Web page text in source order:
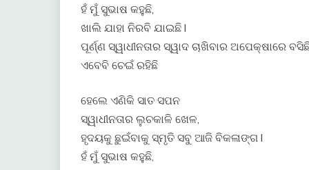
ହଁ ମୁଁ ସୁଭାଷ କହୁଛି,
ଖାଲି ଯାହା ନିରବି ଯାଇଛି l
ପୂର୍ଣ୍ଣ ସ୍ୱାଧୀନତାର ସ୍ୱାଦ ଚାଖିବାର ଅପେକ୍ଷାରେ
ଏବେବି ଚେଇଁ ରହିଛି
ହେଲେ ଏଣିକି ସାତ ସପନ
ସ୍ୱାଧୀନତାର ଲୁଚକାଳି ଖେଳ,
ହୃଦୟକୁ ଛୁଇଁବାକୁ ସ୍ମୃତି ସବୁ ଆଜି ବିକଳାଙ୍ଗ l
ହଁ ମୁଁ ସୁଭାଷ କହୁଛି,